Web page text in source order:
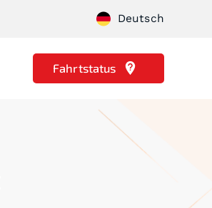
Deutsch
Fahrtstatus